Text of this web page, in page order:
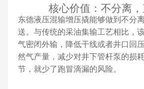
核心价值：不分离
东德液压混输增压撬能够做到不分
送。与传统的采油集输工艺相比，
气密闭外输，降低干线或者井口回
然气产量，减少对井下管杆泵的损
节，就少了跑冒滴漏的风险。